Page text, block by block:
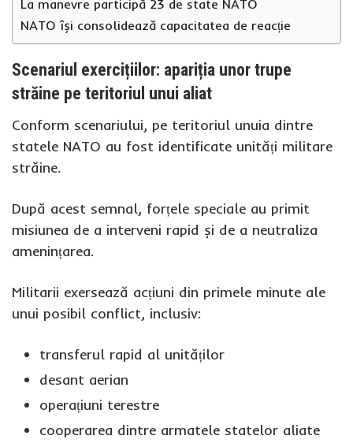
La manevre participă 23 de state NATO
NATO își consolidează capacitatea de reacție
Scenariul exercițiilor: apariția unor trupe
străine pe teritoriul unui aliat
Conform scenariului, pe teritoriul unuia dintre
statele NATO au fost identificate unități militare
străine.
După acest semnal, forțele speciale au primit
misiunea de a interveni rapid și de a neutraliza
amenințarea.
Militarii exersează acțiuni din primele minute ale
unui posibil conflict, inclusiv:
transferul rapid al unităților
desant aerian
operațiuni terestre
cooperarea dintre armatele statelor aliate